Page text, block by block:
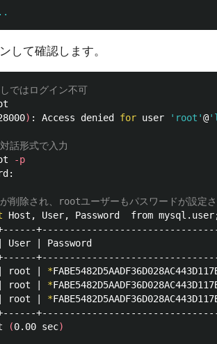
して確認します。
ではログイン不可
) : Access denied for user 'root'@
話形式で入力
-p
削除され、rootユーザーもパスワードが設定
Host, User, Password  from mysql.user
| User | Password
| root | *
| root | *
root | *
(0.00 sec)